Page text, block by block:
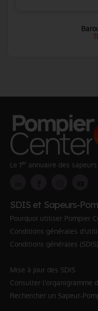
Le 1er annuaire des
SDIS et Sapeurs-
Pourquoi utiliser Pompier
Conditions générales
Conditions générales (SDIS)
Mise à jour des SDIS
Consulter l'organigramme
Rechercher un Sapeur-